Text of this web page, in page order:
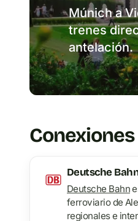
Múnich a
trenes
antelación.
Deutsche
Deutsche Bahn
ferroviario de
regionales e